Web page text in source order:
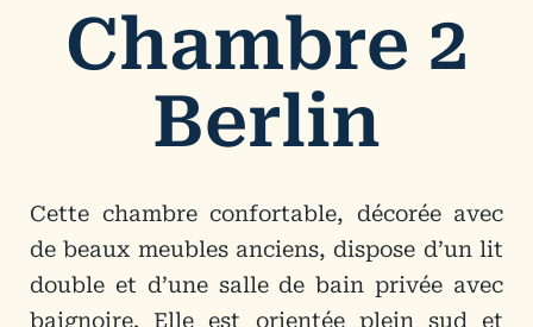
Chambre 2
Berlin
Cette chambre confortable, décorée avec
de beaux meubles anciens, dispose d’un lit
double et d’une salle de bain privée avec
baignoire. Elle est orientée plein sud et